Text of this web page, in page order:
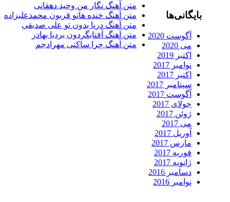
متن آهنگ نگار من وحید دهقانی
متن آهنگ خنده هاتو قربون محمدعلیزاده
متن آهنگ دریا بدون تو علی صدیقی
متن آهنگ آفتابگردون بردیا بهادر
متن آهنگ چرا ساکتی مهرادجم
بایگانی‌ها
آگوست 2020
می 2020
اکتبر 2019
نوامبر 2017
اکتبر 2017
سپتامبر 2017
آگوست 2017
جولای 2017
ژوئن 2017
می 2017
آوریل 2017
مارس 2017
فوریه 2017
ژانویه 2017
دسامبر 2016
نوامبر 2016